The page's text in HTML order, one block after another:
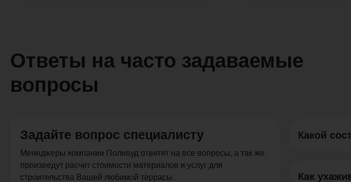
Ответы на часто задаваемые
вопросы
Какой
смешиваются
Как
Задайте вопрос специалисту
Менеджеры компании Поливуд ответят на все вопросы, а так же
произведут расчет стоимости материалов и услуг для
строительства Вашей любимой террасы.